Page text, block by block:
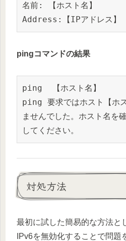
名前:
【ホスト名】
Address:
【IPアドレス】
pingコマンドの結果
ping
【ホスト名】
ping 要求ではホスト
【ホ
ませんでした。ホスト名を
してください。
対処方法
最初に試した簡易的な方法と
IPv6を無効化することで問題